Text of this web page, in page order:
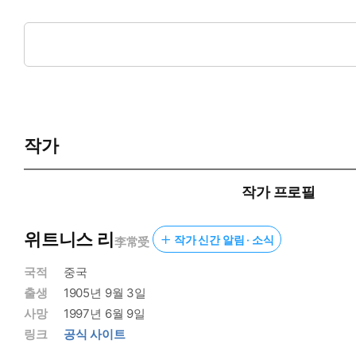
이 책은 위트니스 리 형제님이 1953년과 1954년, 대만 대북에
망합니다.
머리말
우리는 하나님의 마음의 갈망과 목적이, 하나님의 형상을 가지
얻는 것임을 알고 있다. 그러나 하나님의 마음의 이 위대한 갈
의 마음의 갈망을 이루는 방법을 아는 자들은 더 드물다. 성도
이나 역량이나 은사를 생명과 혼동하고 있다.
작가
작가 프로필
위트니스 리 李常受 작가 신간 알림 · 소식
국적
중국
출생
1905년 9월 3일
사망
1997년 6월 9일
링크
공식 사이트